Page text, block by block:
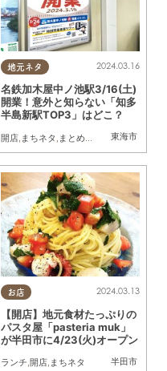
地元ネタ
東海市
2024.03.16
名鉄加木屋中ノ池駅3/16(土)
開業！意外と知らない「知多
半島新駅TOP3」はどこ？
開店, まちネタ まとめ記事 ランキング
お店
半田市
2024.03.13
【開店】地元食材たっぷりの
パスタ屋「pasteria muk」
が半田市に4/23(火)オープン
ランチ,開店, まちネタ